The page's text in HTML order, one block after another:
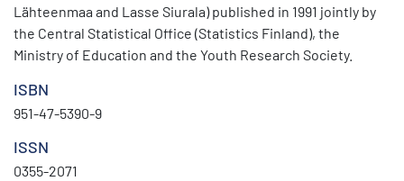
Lähteenmaa and Lasse Siurala) published in 1991 jointly by
the Central Statistical Office (Statistics Finland), the
Ministry of Education and the Youth Research Society.
ISBN
951-47-5390-9
ISSN
0355-2071